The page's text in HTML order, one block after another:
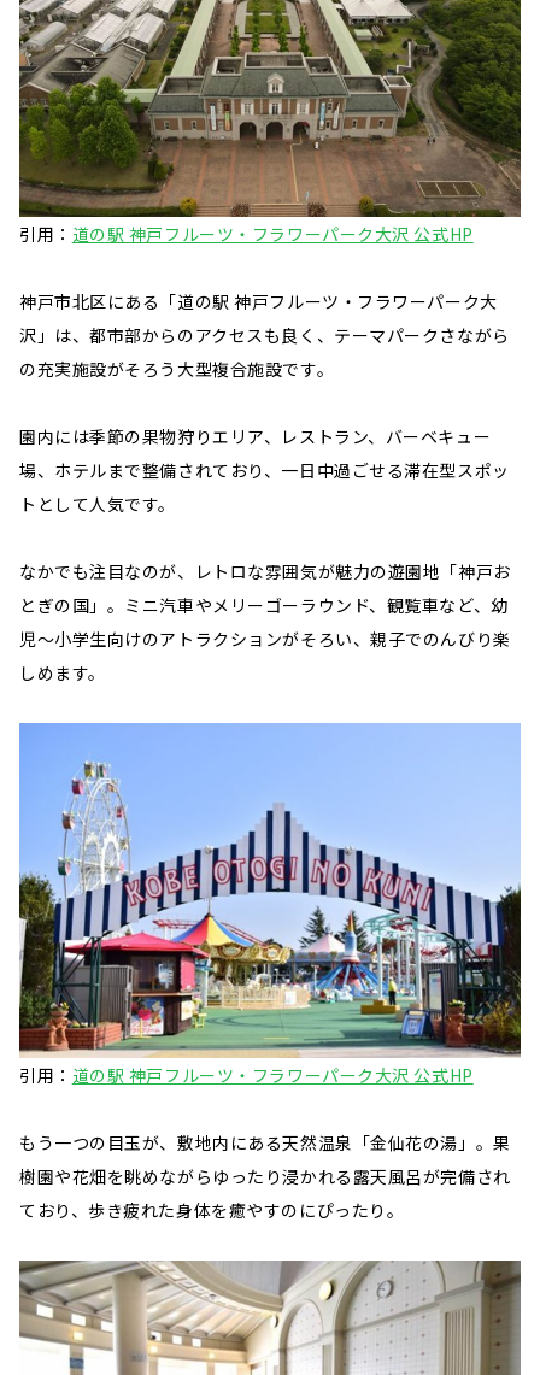
引用： 道の駅 神戸フルーツ・フラワーパーク大沢 公式HP
神戸市北区にある「道の駅 神戸フルーツ・フラワーパーク大
沢」は、都市部からのアクセスも良く、テーマパークさながら
の充実施設がそろう大型複合施設です。
園内には季節の果物狩りエリア、レストラン、バーベキュー
場、ホテルまで整備されており、一日中過ごせる滞在型スポッ
トとして人気です。
なかでも注目なのが、レトロな雰囲気が魅力の遊園地「神戸お
とぎの国」。ミニ汽車やメリーゴーラウンド、観覧車など、幼
児〜小学生向けのアトラクションがそろい、親子でのんびり楽
しめます。
引用： 道の駅 神戸フルーツ・フラワーパーク大沢 公式HP
もう一つの目玉が、敷地内にある天然温泉「金仙花の湯」。果
樹園や花畑を眺めながらゆったり浸かれる露天風呂が完備され
ており、歩き疲れた身体を癒やすのにぴったり。